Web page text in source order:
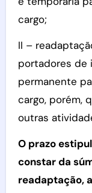
cargo;
II –
portadores de
permanente
cargo, porém,
outras
O prazo
constar da
readaptação,